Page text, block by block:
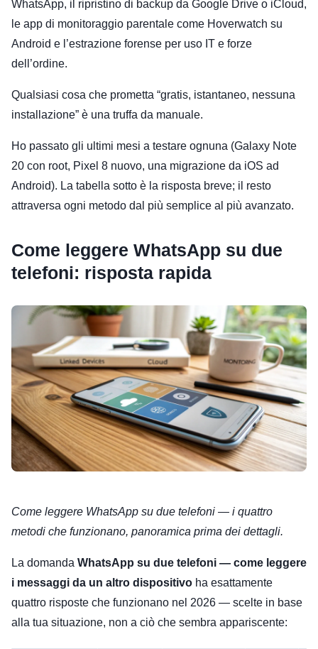
WhatsApp, il ripristino di backup da Google Drive o iCloud,
le app di monitoraggio parentale come Hoverwatch su
Android e l’estrazione forense per uso IT e forze
dell’ordine.
Qualsiasi cosa che prometta “gratis, istantaneo, nessuna
installazione” è una truffa da manuale.
Ho passato gli ultimi mesi a testare ognuna (Galaxy Note
20 con root, Pixel 8 nuovo, una migrazione da iOS ad
Android). La tabella sotto è la risposta breve; il resto
attraversa ogni metodo dal più semplice al più avanzato.
Come leggere WhatsApp su due
telefoni: risposta rapida
Come leggere WhatsApp su due telefoni — i quattro
metodi che funzionano, panoramica prima dei dettagli.
La domanda WhatsApp su due telefoni — come leggere
i messaggi da un altro dispositivo ha esattamente
quattro risposte che funzionano nel 2026 — scelte in base
alla tua situazione, non a ciò che sembra appariscente: